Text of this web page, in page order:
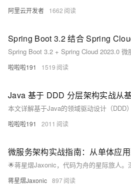
阿里云开发者 1662
啦啦啦191 1519
啦啦啦191 2011
蒋星熠Jaxonic 897